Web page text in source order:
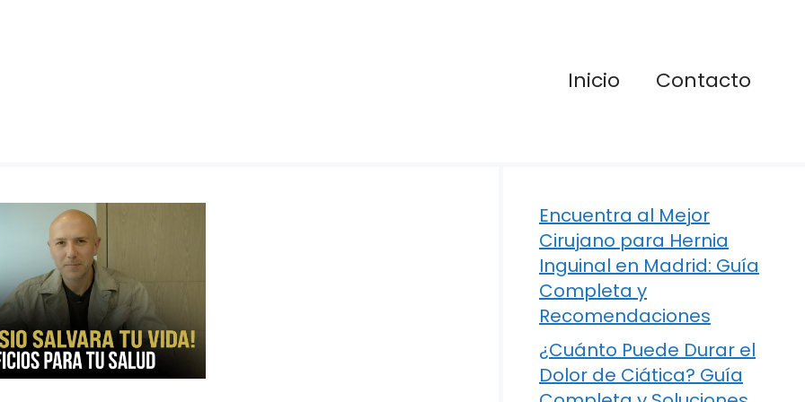
Inicio Contacto
Encuentra al Mejor
Cirujano para Hernia
Inguinal en Madrid: Guía
Completa y
Recomendaciones
¿Cuánto Puede Durar el
Dolor de Ciática? Guía